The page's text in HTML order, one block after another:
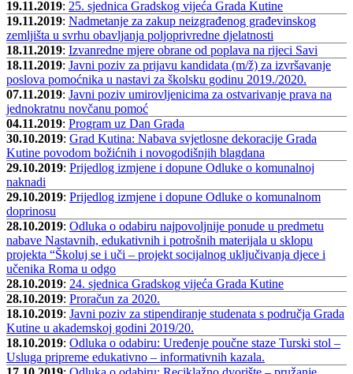
19.11.2019: 25. sjednica Gradskog vijeća Grada Kutine
19.11.2019: Nadmetanje za zakup neizgrađenog građevinskog
zemljišta u svrhu obavljanja poljoprivredne djelatnosti
18.11.2019: Izvanredne mjere obrane od poplava na rijeci Savi
18.11.2019: Javni poziv za prijavu kandidata (m/ž) za izvršavanje
poslova pomoćnika u nastavi za školsku godinu 2019./2020.
07.11.2019: Javni poziv umirovljenicima za ostvarivanje prava na
jednokratnu novčanu pomoć
04.11.2019: Program uz Dan Grada
30.10.2019: Grad Kutina: Nabava svjetlosne dekoracije Grada
Kutine povodom božićnih i novogodišnjih blagdana
29.10.2019: Prijedlog izmjene i dopune Odluke o komunalnoj
naknadi
29.10.2019: Prijedlog izmjene i dopune Odluke o komunalnom
doprinosu
28.10.2019: Odluka o odabiru najpovoljnije ponude u predmetu
nabave Nastavnih, edukativnih i potrošnih materijala u sklopu
projekta “Školuj se i uči – projekt socijalnog uključivanja djece i
učenika Roma u odgo
28.10.2019: 24. sjednica Gradskog vijeća Grada Kutine
28.10.2019: Proračun za 2020.
18.10.2019: Javni poziv za stipendiranje studenata s područja Grada
Kutine u akademskoj godini 2019/20.
18.10.2019: Odluka o odabiru: Uređenje poučne staze Turski stol –
Usluga pripreme edukativno – informativnih kazala.